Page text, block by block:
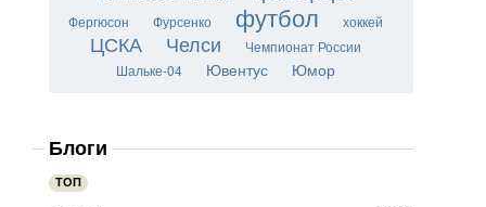
Фергюсон Фурсенко футбол хоккей
ЦСКА Челси
Чемпионат России
Шальке-04
Ювентус Юмор
Блоги
ТОП